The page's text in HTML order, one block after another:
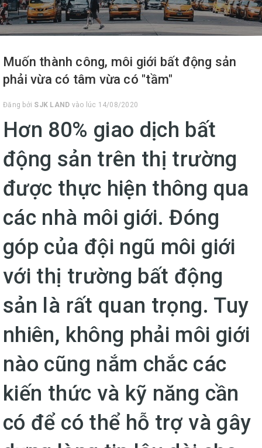
Muốn thành công, môi giới bất động sản
phải vừa có tâm vừa có "tầm"
Đăng bởi SJK LAND vào lúc 14/08/2020
Hơn 80% giao dịch bất
động sản trên thị trường
được thực hiện thông qua
các nhà môi giới. Đóng
góp của đội ngũ môi giới
với thị trường bất động
sản là rất quan trọng. Tuy
nhiên, không phải môi giới
nào cũng nắm chắc các
kiến thức và kỹ năng cần
có để có thể hỗ trợ và gây